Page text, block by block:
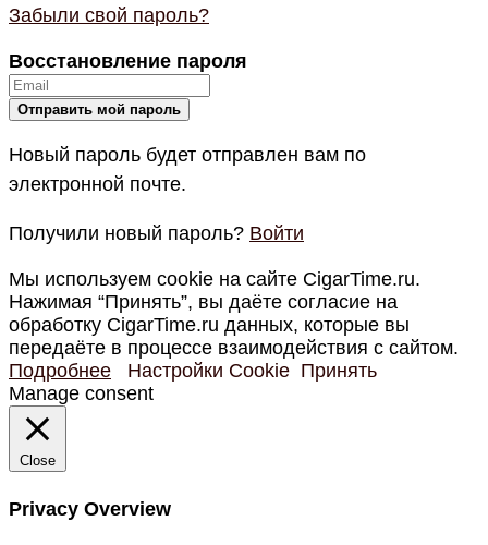
Забыли свой пароль?
Восстановление пароля
Новый пароль будет отправлен вам по
электронной почте.
Получили новый пароль? Войти
Мы используем cookie на сайте CigarTime.ru.
Нажимая “Принять”, вы даёте согласие на
обработку CigarTime.ru данных, которые вы
передаёте в процессе взаимодействия с сайтом.
Подробнее
Настройки Cookie Принять
Manage consent
Close
Privacy Overview